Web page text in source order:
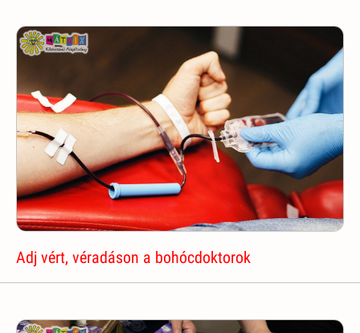
Adj vért, véradáson a bohócdoktorok